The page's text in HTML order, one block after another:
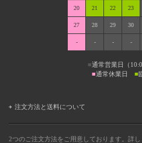
20 21 22 23
27 28 29 30
- - - -
■通常営業日（
■通常休業日 ■
注文方法と送料について
2つのご注文方法をご用意しております。詳